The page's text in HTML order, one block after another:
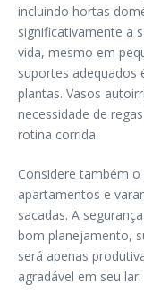
incluindo hortas
significativamente a
vida, mesmo em
suportes adequados
plantas. Vasos
necessidade de
rotina corrida.
Considere também
apartamentos e
sacadas. A
bom planejamento,
será apenas
agradável em seu lar.